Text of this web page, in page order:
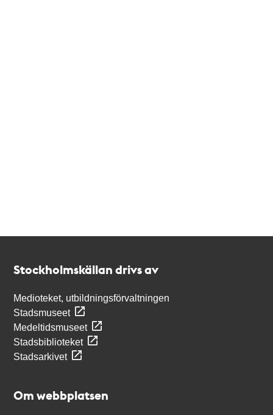
Stockholmskällan drivs av
Medioteket, utbildningsförvaltningen
Stadsmuseet
Medeltidsmuseet
Stadsbiblioteket
Stadsarkivet
Om webbplatsen